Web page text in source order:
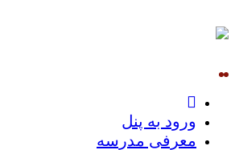
ورود به پنل
معرفی مدرسه